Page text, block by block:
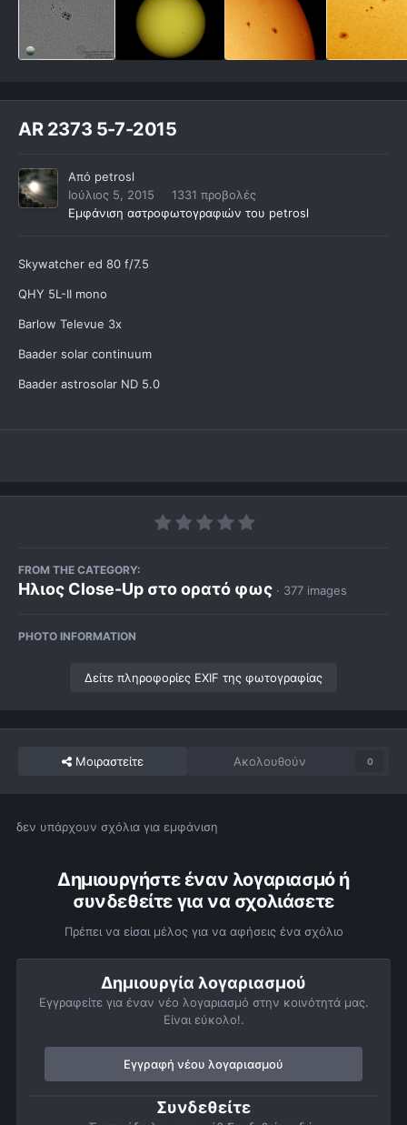
AR 2373 5-7-2015
Από petrosl
Ιούλιος 5, 2015
1331 προβολές
Εμφάνιση αστροφωτογραφιών του petrosl
Skywatcher ed 80 f/7.5
QHY 5L-II mono
Barlow Televue 3x
Baader solar continuum
Baader astrosolar ND 5.0
FROM THE CATEGORY:
Ηλιος Close-Up στο ορατό φως · 377 images
PHOTO INFORMATION
Δείτε πληροφορίες EXIF της φωτογραφίας
Μοιραστείτε Ακολουθούν 0
δεν υπάρχουν σχόλια για εμφάνιση
Δημιουργήστε έναν λογαριασμό ή
συνδεθείτε για να σχολιάσετε
Πρέπει να είσαι μέλος για να αφήσεις ένα σχόλιο
Δημιουργία λογαριασμού
Εγγραφείτε για έναν νέο λογαριασμό στην κοινότητά μας.
Είναι εύκολο!.
Εγγραφή νέου λογαριασμού
Συνδεθείτε